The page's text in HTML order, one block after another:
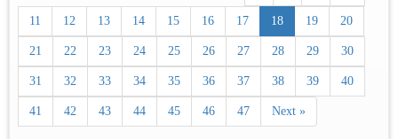
11 12 13 14 15 16 17 18 19 20
21 22 23 24 25 26 27 28 29 30
31 32 33 34 35 36 37 38 39 40
41 42 43 44 45 46 47 Next »